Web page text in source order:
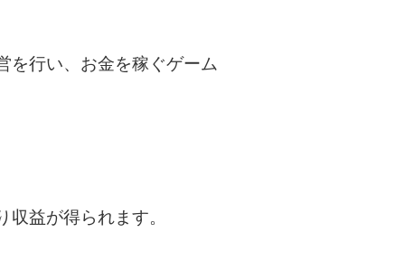
を行い、お金を稼ぐゲーム
益が得られます。